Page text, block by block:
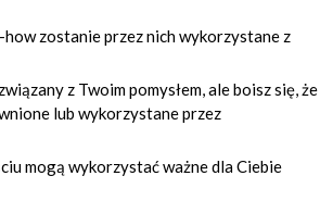
zostanie przez nich wykorzystane z
z Twoim pomysłem, ale boisz się, że
lub wykorzystane przez
mogą wykorzystać ważne dla Ciebie